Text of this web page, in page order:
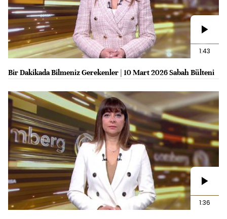
1:43
Bir Dakikada Bilmeniz Gerekenler | 10 Mart 2026 Sabah Bülteni
1:36